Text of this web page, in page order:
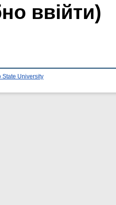
ввійти)
State University